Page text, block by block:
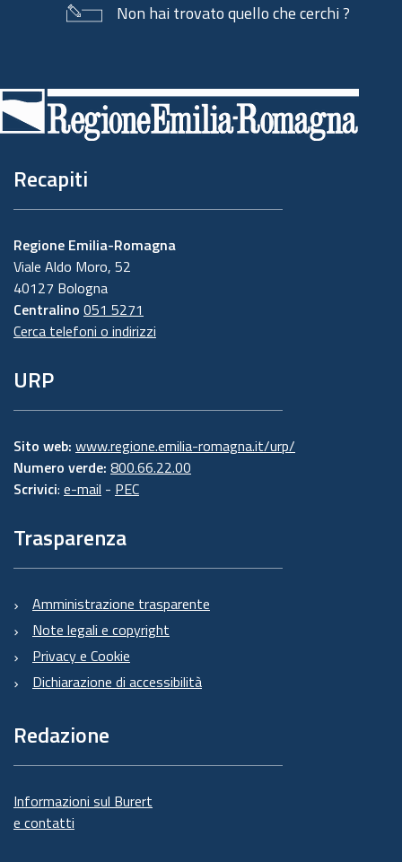
Non hai trovato quello che cerchi ?
di
pagina
Recapiti
Regione Emilia-Romagna
Viale Aldo Moro, 52
40127 Bologna
Centralino 051 5271
Cerca telefoni o indirizzi
URP
Sito web: www.regione.emilia-romagna.it/urp/
Numero verde: 800.66.22.00
Scrivici: e-mail - PEC
Trasparenza
Amministrazione trasparente
Note legali e copyright
Privacy e Cookie
Dichiarazione di accessibilità
Redazione
Informazioni sul Burert
e contatti